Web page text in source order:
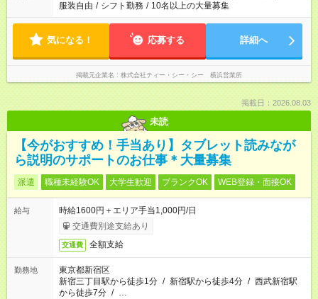
服装自由 / シフト勤務 / 10名以上の大量募集
気になる！ 応募する 詳細へ
掲載元企業名 株式会社ティー・シー・シー 横浜営業所
掲載日：2026.08.03
未読
【今がおすすめ！手当あり】タブレット読みなが
ら説明のサポートのお仕事＊大量募集
派遣 職種未経験OK 大学生歓迎 ブランクOK WEB登録・面接OK
給与
時給1600円＋エリア手当1,000円/日
交通費別途支給あり
交通費 全額支給
勤務地
東京都新宿区
新宿三丁目駅から徒歩1分 / 新宿駅から徒歩4分 / 西武新宿駅
から徒歩7分 / …